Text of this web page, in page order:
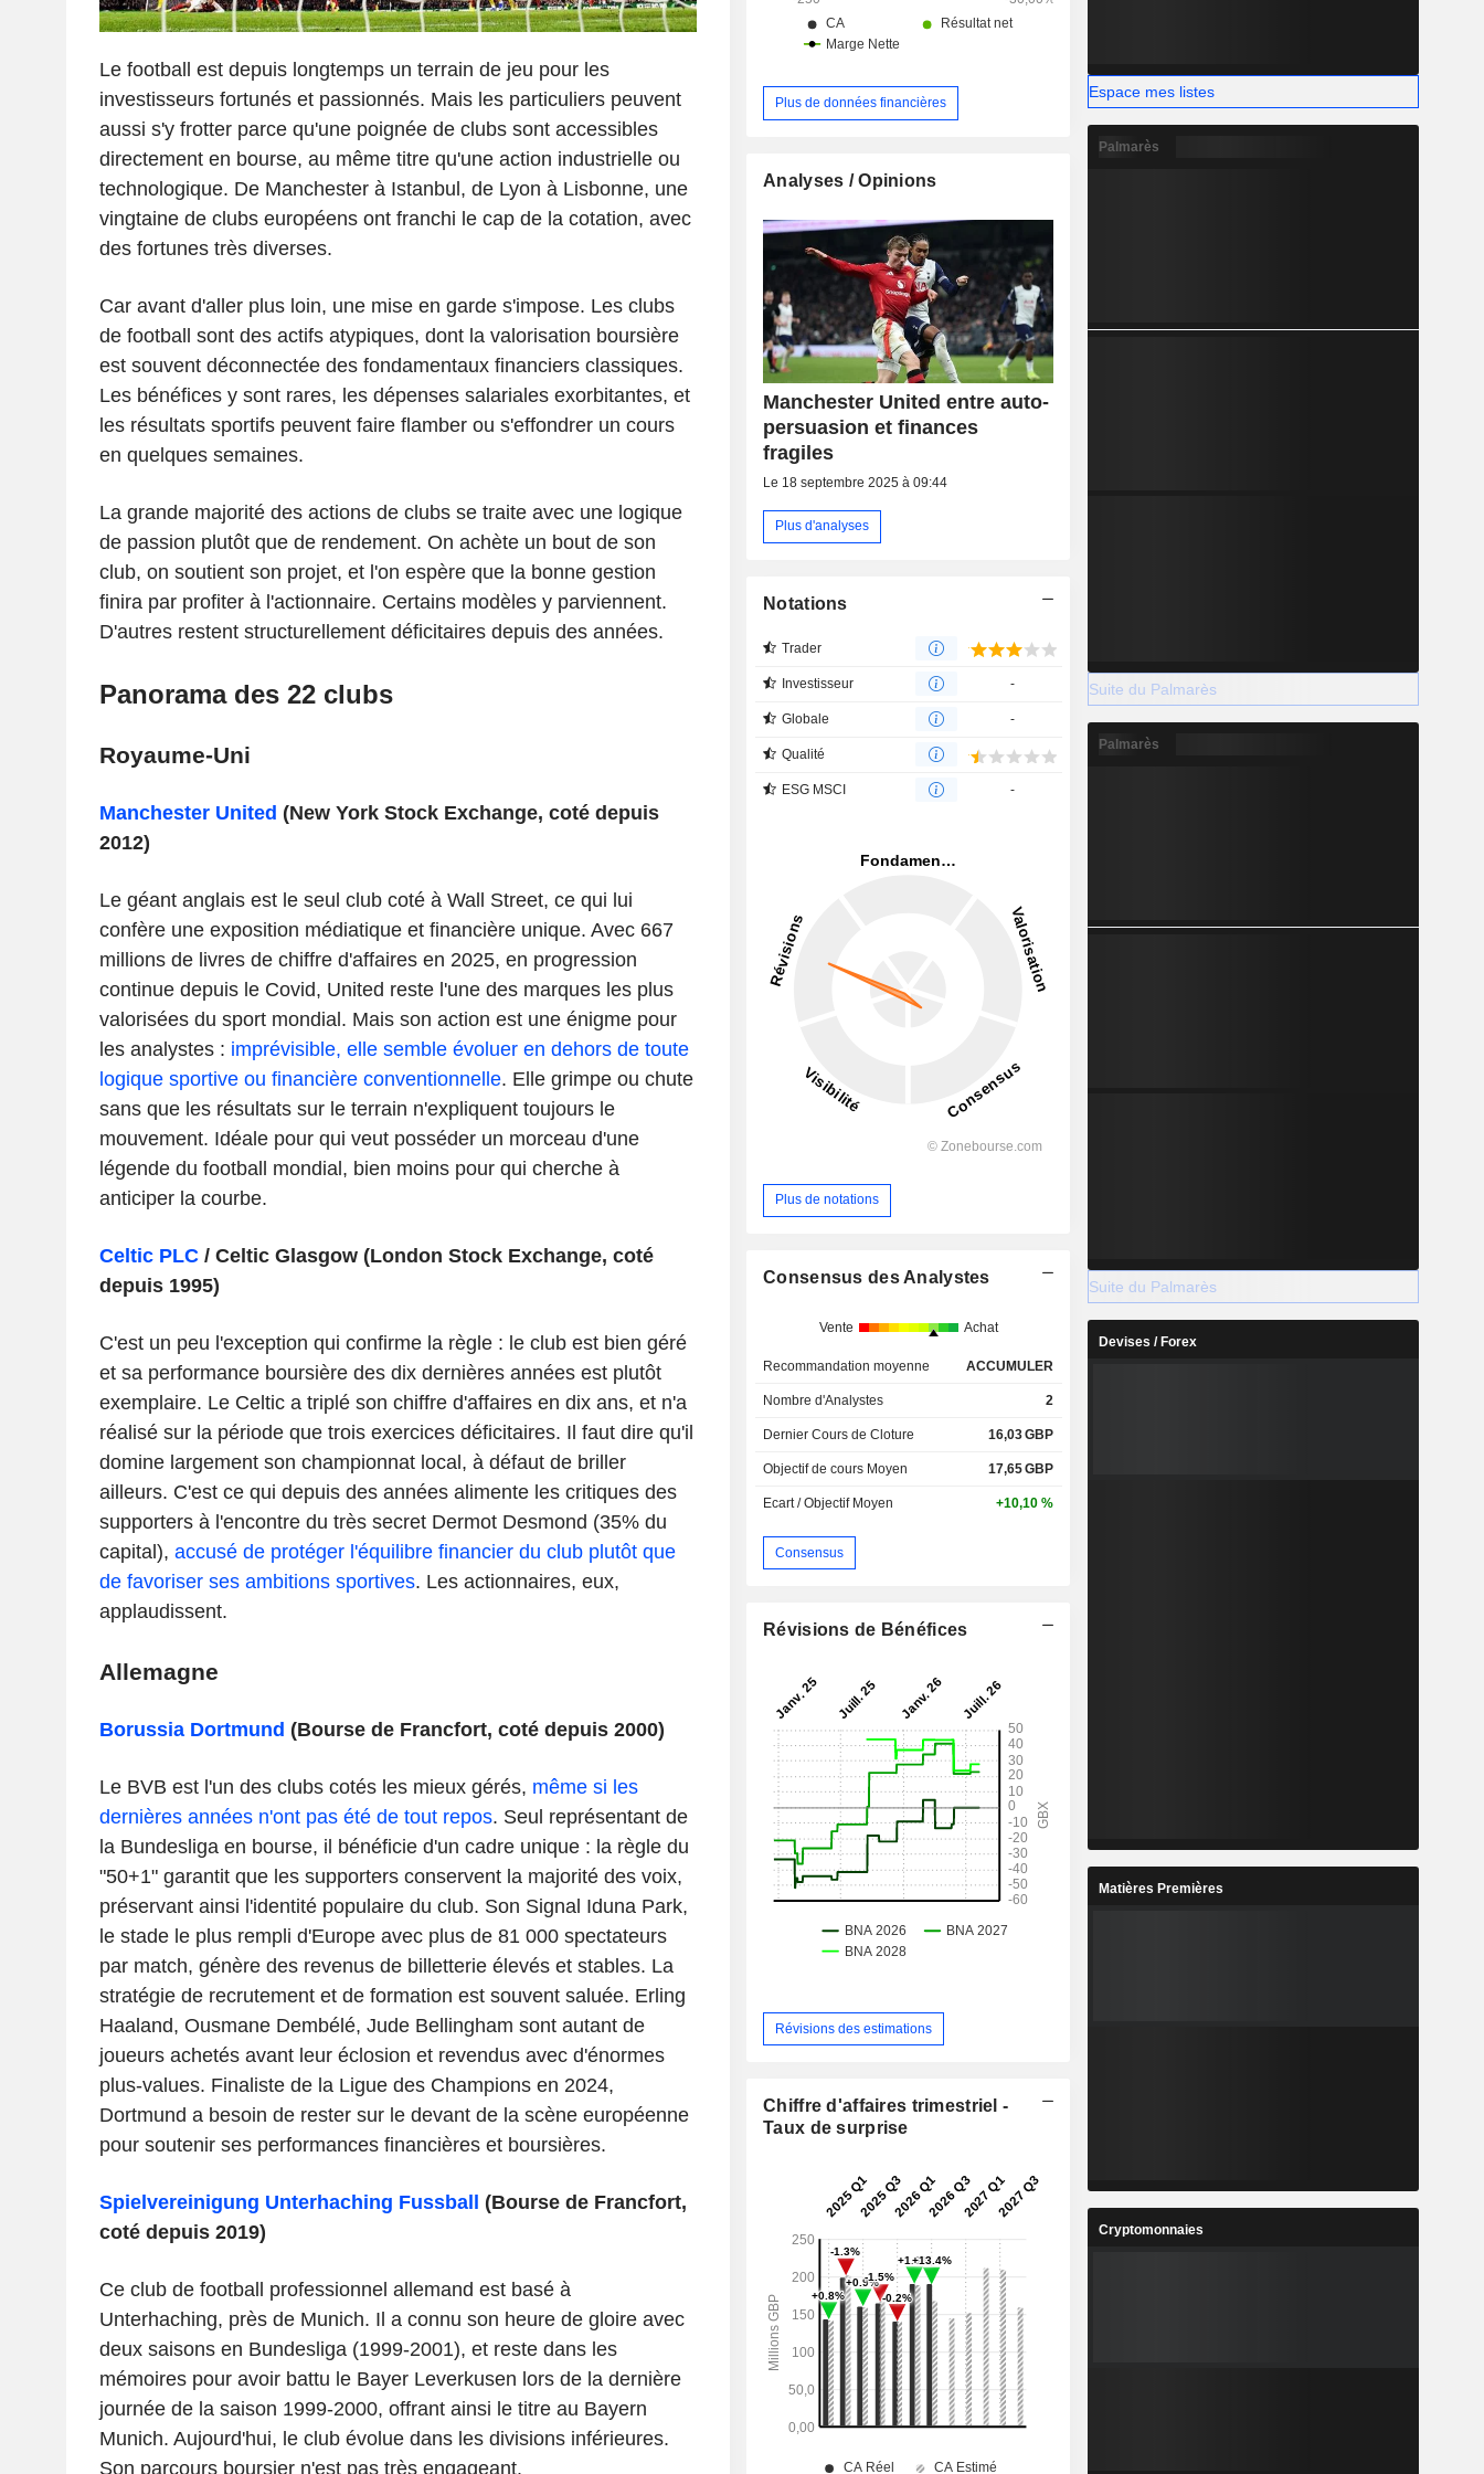
Le football est depuis longtemps un terrain de jeu pour les
investisseurs fortunés et passionnés. Mais les particuliers peuvent
aussi s'y frotter parce qu'une poignée de clubs sont accessibles
directement en bourse, au même titre qu'une action industrielle ou
technologique. De Manchester à Istanbul, de Lyon à Lisbonne, une
vingtaine de clubs européens ont franchi le cap de la cotation, avec
des fortunes très diverses.
Car avant d'aller plus loin, une mise en garde s'impose. Les clubs
de football sont des actifs atypiques, dont la valorisation boursière
est souvent déconnectée des fondamentaux financiers classiques.
Les bénéfices y sont rares, les dépenses salariales exorbitantes, et
les résultats sportifs peuvent faire flamber ou s'effondrer un cours
en quelques semaines.
La grande majorité des actions de clubs se traite avec une logique
de passion plutôt que de rendement. On achète un bout de son
club, on soutient son projet, et l'on espère que la bonne gestion
finira par profiter à l'actionnaire. Certains modèles y parviennent.
D'autres restent structurellement déficitaires depuis des années.
Panorama des 22 clubs
Royaume-Uni
Manchester United (New York Stock Exchange, coté depuis
2012)
Le géant anglais est le seul club coté à Wall Street, ce qui lui
confère une exposition médiatique et financière unique. Avec 667
millions de livres de chiffre d'affaires en 2025, en progression
continue depuis le Covid, United reste l'une des marques les plus
valorisées du sport mondial. Mais son action est une énigme pour
les analystes : imprévisible, elle semble évoluer en dehors de toute
logique sportive ou financière conventionnelle. Elle grimpe ou chute
sans que les résultats sur le terrain n'expliquent toujours le
mouvement. Idéale pour qui veut posséder un morceau d'une
légende du football mondial, bien moins pour qui cherche à
anticiper la courbe.
Celtic PLC/ Celtic Glasgow (London Stock Exchange, coté
depuis 1995)
C'est un peu l'exception qui confirme la règle : le club est bien géré
et sa performance boursière des dix dernières années est plutôt
exemplaire. Le Celtic a triplé son chiffre d'affaires en dix ans, et n'a
réalisé sur la période que trois exercices déficitaires. Il faut dire qu'il
domine largement son championnat local, à défaut de briller
ailleurs. C'est ce qui depuis des années alimente les critiques des
supporters à l'encontre du très secret Dermot Desmond (35% du
capital), accusé de protéger l'équilibre financier du club plutôt que
de favoriser ses ambitions sportives. Les actionnaires, eux,
applaudissent.
Allemagne
Borussia Dortmund (Bourse de Francfort, coté depuis 2000)
Le BVB est l'un des clubs cotés les mieux gérés, même si les
dernières années n'ont pas été de tout repos. Seul représentant de
la Bundesliga en bourse, il bénéficie d'un cadre unique : la règle du
"50+1" garantit que les supporters conservent la majorité des voix,
préservant ainsi l'identité populaire du club. Son Signal Iduna Park,
le stade le plus rempli d'Europe avec plus de 81 000 spectateurs
par match, génère des revenus de billetterie élevés et stables. La
stratégie de recrutement et de formation est souvent saluée. Erling
Haaland, Ousmane Dembélé, Jude Bellingham sont autant de
joueurs achetés avant leur éclosion et revendus avec d'énormes
plus-values. Finaliste de la Ligue des Champions en 2024,
Dortmund a besoin de rester sur le devant de la scène européenne
pour soutenir ses performances financières et boursières.
Spielvereinigung Unterhaching Fussball (Bourse de Francfort,
coté depuis 2019)
Ce club de football professionnel allemand est basé à
Unterhaching, près de Munich. Il a connu son heure de gloire avec
deux saisons en Bundesliga (1999-2001), et reste dans les
mémoires pour avoir battu le Bayer Leverkusen lors de la dernière
journée de la saison 1999-2000, offrant ainsi le titre au Bayern
Munich. Aujourd'hui, le club évolue dans les divisions inférieures.
Son parcours boursier n'est pas très engageant.
Plus de données financières
Analyses / Opinions
Manchester United entre auto-
persuasion et finances
fragiles
Le 18 septembre 2025 à 09:44
Plus d'analyses
Notations
Trader
Investisseur -
Globale -
Qualité
ESG MSCI -
Plus de notations
Consensus des Analystes
Vente Achat
Recommandation moyenne ACCUMULER
Nombre d'Analystes 2
Dernier Cours de Cloture 16,03GBP
Objectif de cours Moyen 17,65GBP
Ecart / Objectif Moyen +10,10 %
Consensus
Révisions de Bénéfices
Révisions des estimations
Chiffre d'affaires trimestriel -
Taux de surprise
Espace mes listes
Palmarès
Suite du Palmarès
Palmarès
Suite du Palmarès
Devises / Forex
Matières Premières
Cryptomonnaies